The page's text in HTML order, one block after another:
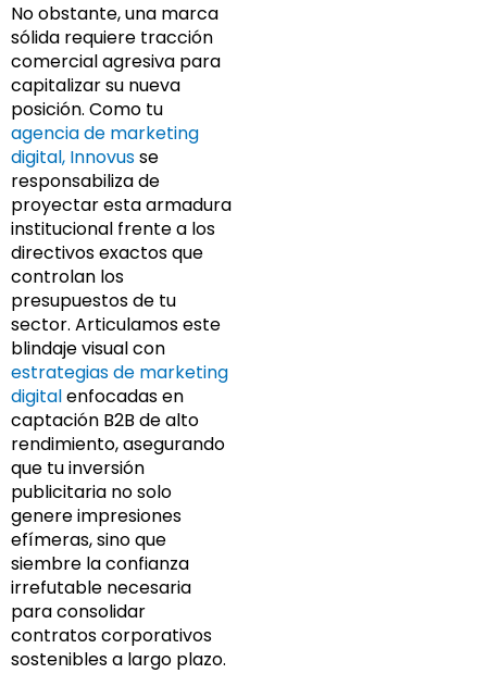
No obstante, una marca
sólida requiere tracción
comercial agresiva para
capitalizar su nueva
posición. Como tu
agencia de marketing
digital, Innovusse
responsabiliza de
proyectar esta armadura
institucional frente a los
directivos exactos que
controlan los
presupuestos de tu
sector. Articulamos este
blindaje visual con
estrategias de marketing
digitalenfocadas en
captación B2B de alto
rendimiento, asegurando
que tu inversión
publicitaria no solo
genere impresiones
efímeras, sino que
siembre la confianza
irrefutable necesaria
para consolidar
contratos corporativos
sostenibles a largo plazo.